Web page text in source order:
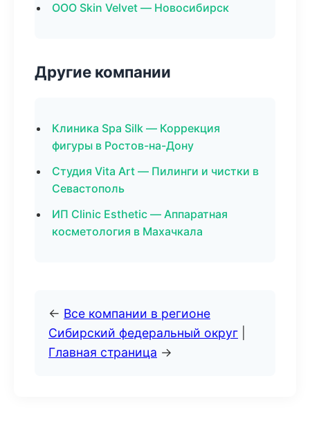
ООО Skin Velvet — Новосибирск
Другие компании
Клиника Spa Silk — Коррекция
фигуры в Ростов-на-Дону
Студия Vita Art — Пилинги и чистки в
Севастополь
ИП Clinic Esthetic — Аппаратная
косметология в Махачкала
← Все компании в регионе
Сибирский федеральный округ
Главная страница →